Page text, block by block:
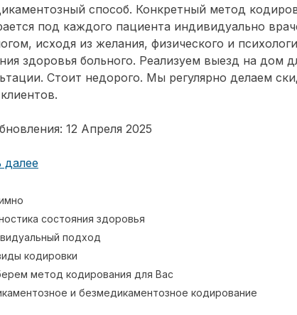
способ. Конкретный метод
под каждого пациента индивидуально
исходя из желания, физического и
здоровья больного. Реализуем выезд на дом
Стоит недорого. Мы регулярно делаем
12 Апреля 2025
далее
состояния здоровья
подход
кодировки
метод кодирования для Вас
и безмедикаментозное кодирование